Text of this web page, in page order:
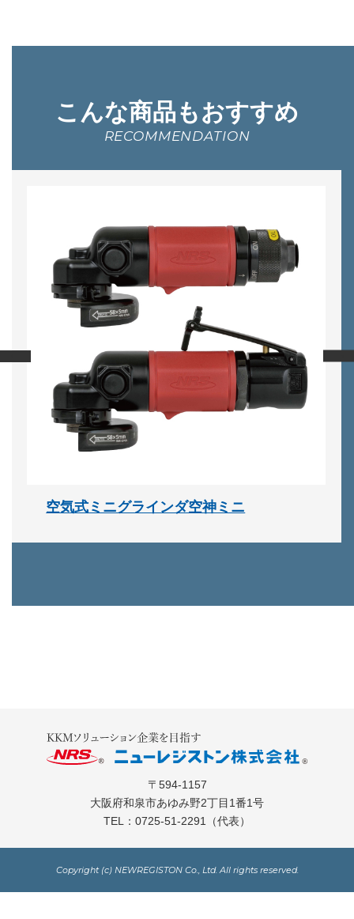
こんな商品もおすすめ
RECOMMENDATION
空気式ミニグラインダ空神ミニ
〒594-1157
大阪府和泉市あゆみ野2丁目1番1号
TEL： 0725-51-2291 （代表）
Copyright (c) NEWREGISTON Co., Ltd. All rights reserved.